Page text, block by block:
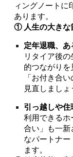
ィングノートに
あります。
① 人生の大きな
定年退職、あ
リタイア後
的つながりを
「お付き合
見直しましょ
引っ越しや住
利用できるホ
合い」も一新
なパートナー
ます。